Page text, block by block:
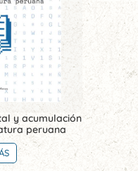
y acumulación
peruana